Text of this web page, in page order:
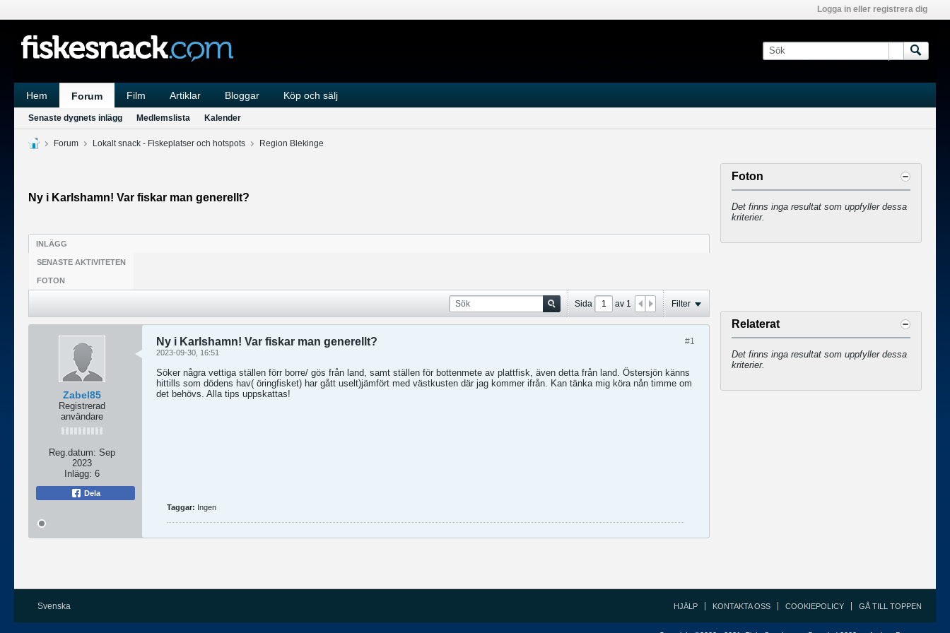
Logga in eller registrera dig
Hem Forum Film Artiklar Bloggar Köp och sälj
Senaste dygnets inlägg Medlemslista Kalender
Forum Lokalt snack - Fiskeplatser och hotspots Region Blekinge
Ny i Karlshamn! Var fiskar man generellt?
INLÄGG
SENASTE AKTIVITETEN
FOTON
Sida av 1 Filter
Zabel85
Registrerad
användare
Reg.datum: Sep
2023
Inlägg: 6
Dela
#1
Ny i Karlshamn! Var fiskar man generellt?
2023-09-30, 16:51
Söker några vettiga ställen förr borre/ gös från land, samt ställen för bottenmete av plattfisk, även detta från land. Östersjön känns
hittills som dödens hav( öringfisket) har gått uselt)jämfört med västkusten där jag kommer ifrån. Kan tänka mig köra nån timme om
det behövs. Alla tips uppskattas!
Taggar: Ingen
Foton
Det finns inga resultat som uppfyller dessa
kriterier.
Relaterat
Det finns inga resultat som uppfyller dessa
kriterier.
Svenska HJÄLP KONTAKTA OSS COOKIEPOLICY GÅ TILL TOPPEN